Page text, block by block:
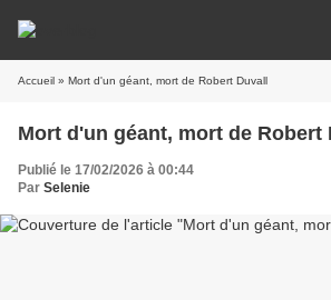
Accueil » Mort d'un géant, mort de Robert Duvall
Mort d'un géant, mort de Robert
Publié le 17/02/2026 à 00:44
Par Selenie